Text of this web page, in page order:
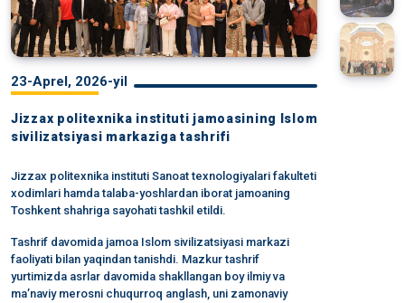
23-Aprel, 2026-yil
Jizzax politexnika instituti jamoasining Islom
sivilizatsiyasi markaziga tashrifi
Jizzax politexnika instituti Sanoat texnologiyalari fakulteti
xodimlari hamda talaba-yoshlardan iborat jamoaning
Toshkent shahriga sayohati tashkil etildi.
Tashrif davomida jamoa Islom sivilizatsiyasi markazi
faoliyati bilan yaqindan tanishdi. Mazkur tashrif
yurtimizda asrlar davomida shakllangan boy ilmiy va
ma’naviy merosni chuqurroq anglash, uni zamonaviy